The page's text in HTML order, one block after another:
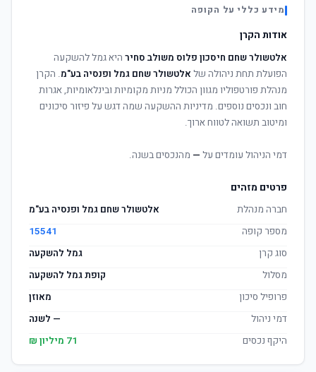
מידע כללי על הקופה
אודות הקרן
אלטשולר שחם חיסכון פלוס משולב סחיר היא גמל להשקעה
הפועלת תחת ניהולה של אלטשולר שחם גמל ופנסיה בע"מ. הקרן
מנהלת פורטפוליו מגוון הכולל מניות מקומיות ובינלאומיות, אגרות
חוב ונכסים נוספים. מדיניות ההשקעה שמה דגש על פיזור סיכונים
ומיטוב תשואה לטווח ארוך.
דמי הניהול עומדים על — מהנכסים בשנה.
פרטים מזהים
חברה מנהלת
אלטשולר שחם גמל ופנסיה בע"מ
מספר קופה
15541
סוג קרן
גמל להשקעה
מסלול
קופת גמל להשקעה
פרופיל סיכון
מאוזן
דמי ניהול
— לשנה
היקף נכסים
71 מיליון ₪